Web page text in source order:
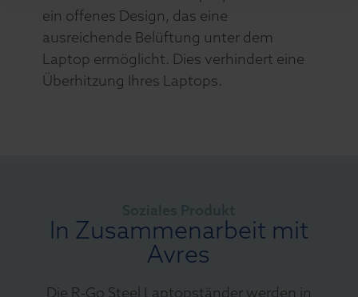
ein offenes Design, das eine
ausreichende Belüftung unter dem
Laptop ermöglicht. Dies verhindert eine
Überhitzung Ihres Laptops.
Soziales Produkt
In Zusammenarbeit mit
Avres
Die R-Go Steel Laptopständer werden in